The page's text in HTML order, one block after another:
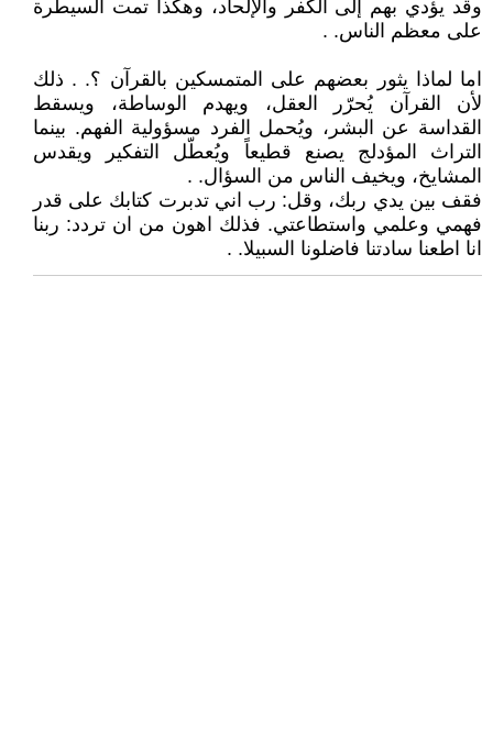
وقد يؤدي بهم إلى الكفر والإلحاد، وهكذا تمت السيطرة
على معظم الناس. .
اما لماذا يثور بعضهم على المتمسكين بالقرآن ؟. . ذلك
لأن القرآن يُحرّر العقل، ويهدم الوساطة، ويسقط
القداسة عن البشر، ويُحمل الفرد مسؤولية الفهم. بينما
التراث المؤدلج يصنع قطيعاً ويُعطّل التفكير ويقدس
المشايخ، ويخيف الناس من السؤال. .
فقف بين يدي ربك، وقل: رب اني تدبرت كتابك على قدر
فهمي وعلمي واستطاعتي. فذلك اهون من ان تردد: ربنا
انا اطعنا سادتنا فاضلونا السبيلا. .